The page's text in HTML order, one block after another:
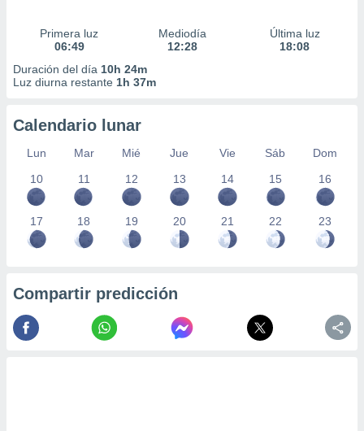
Primera luz
06:49
Mediodía
12:28
Última luz
18:08
Duración del día 10h 24m
Luz diurna restante 1h 37m
Calendario lunar
Lun Mar Mié Jue Vie Sáb
Dom
10
11 12 13 14 15 16
17 18 19 20 21 22 23
Compartir predicción